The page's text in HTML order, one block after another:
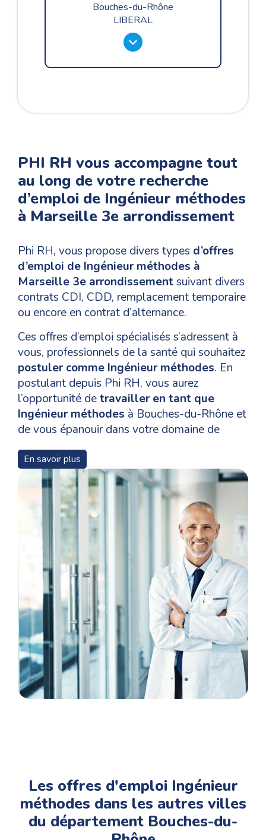
Bouches-du-Rhône
LIBERAL
PHI RH vous accompagne tout
au long de votre recherche
d’emploi de Ingénieur méthodes
à Marseille 3e arrondissement
Phi RH, vous propose divers types d’offres
d’emploi de Ingénieur méthodes à
Marseille 3e arrondissementsuivant divers
contrats CDI, CDD, remplacement temporaire
ou encore en contrat d’alternance.
Ces offres d’emploi spécialisés s’adressent à
vous, professionnels de la santé qui souhaitez
postuler comme Ingénieur méthodes. En
postulant depuis Phi RH, vous aurez
l’opportunité detravailler en tant que
Ingénieur méthodes à Bouches-du-Rhône et
de vous épanouir dans votre domaine de
Pour unrecrutement en tant que Ingénieur
méthodesà Marseille 3e arrondissement, les
niveaux de formation, les qualifications et les
compétences nécessaires pour les candidats
varient en fonction des postes et Phi RH vous
accompagne tout au long de votre parcours
de votre candidature à l’annonce jusqu’à votre
prise de poste..
En savoir plus
Les offres d'emploi Ingénieur
méthodes dans les autres villes
du département Bouches-du-